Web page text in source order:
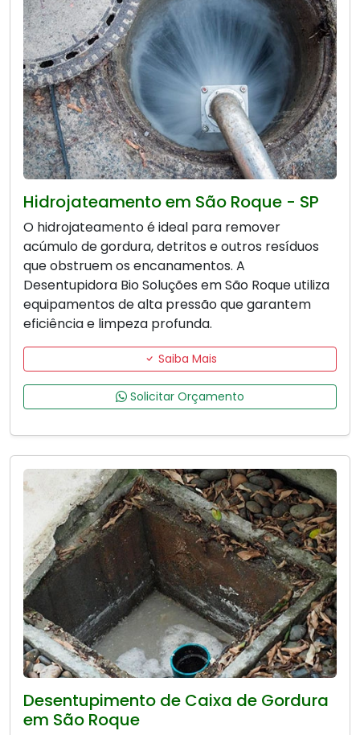
Hidrojateamento em São Roque - SP
O hidrojateamento é ideal para remover
acúmulo de gordura, detritos e outros resíduos
que obstruem os encanamentos. A
Desentupidora Bio Soluções em São Roque utiliza
equipamentos de alta pressão que garantem
eficiência e limpeza profunda.
Saiba Mais
Solicitar Orçamento
Desentupimento de Caixa de Gordura
em São Roque